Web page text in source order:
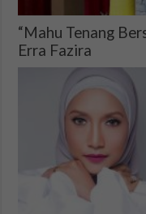
“Mahu Tenang
Erra Fazira